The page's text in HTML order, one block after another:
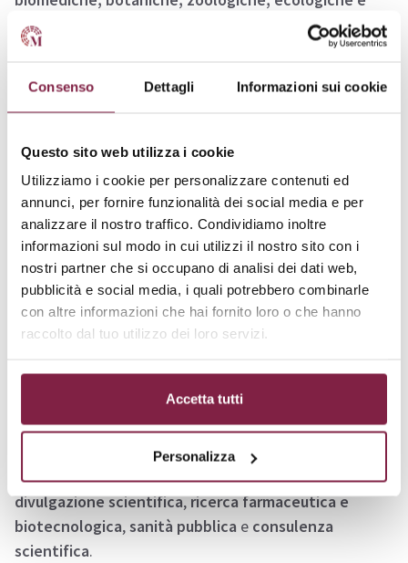
Consenso Dettagli Informazioni sui cookie
Questo sito web utilizza i cookie
Utilizziamo i cookie per personalizzare contenuti ed
annunci, per fornire funzionalità dei social media e per
analizzare il nostro traffico. Condividiamo inoltre
informazioni sul modo in cui utilizzi il nostro sito con i
nostri partner che si occupano di analisi dei dati web,
pubblicità e social media, i quali potrebbero combinarle
con altre informazioni che hai fornito loro o che hanno
raccolto dal tuo utilizzo dei loro servizi.
Accetta tutti
Personalizza
biomolecolari
. Gli studenti avranno anche l’opportunità
di svolgere
presso aziende, centri
avvicinandosi così al mondo del lavoro nel settore delle
Scarica il PDF completo
per approfondire l’intero
percorso di studi ed entrare nello specifico di ogni
singolo esame proposto dal corso di laurea.
Sbocchi lavorativi
I laureati in Scienze Biologiche potranno accedere alla
B dell’ordine professionale dei Biologi e il superamento
dell’Esame di Stato. Potranno svolgere una varietà di
compiti sia nel settore pubblico che in quello privato,
analisi di laboratorio,valutazione ambientale
biologia molecolare e genetica,educazione e
divulgazione scientifica,ricerca farmaceutica e
biotecnologica,sanità pubblica e consulenza
scientifica.